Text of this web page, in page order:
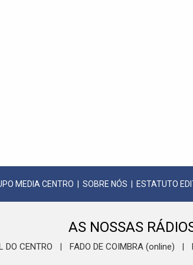
MEDIA CENTRO SOBRE NÓS ESTATUTO
AS NOSSAS
DO CENTRO FADO DE COIMBRA (online)